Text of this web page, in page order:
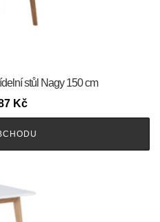
stůl Nagy 150 cm
Kč